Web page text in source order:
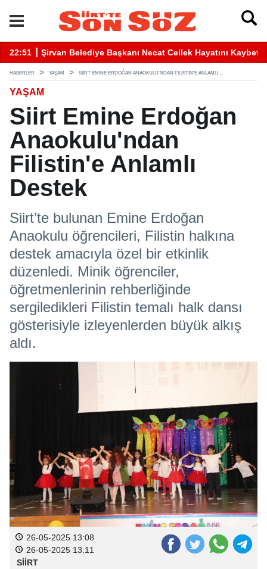
22:41 ┋ Siirt’te Baraj Sularının Yükselmesiyle Mahsur Kalan
HABERLER YAŞAM SIIRT EMINE ERDOĞAN ANAOKULU'NDAN FILISTIN'E ANLAMLI ...
YAŞAM
Siirt Emine Erdoğan
Anaokulu'ndan
Filistin'e Anlamlı
Destek
Siirt’te bulunan Emine Erdoğan
Anaokulu öğrencileri, Filistin halkına
destek amacıyla özel bir etkinlik
düzenledi. Minik öğrenciler,
öğretmenlerinin rehberliğinde
sergiledikleri Filistin temalı halk dansı
gösterisiyle izleyenlerden büyük alkış
aldı.
26-05-2025 13:08
26-05-2025 13:11
SİİRT